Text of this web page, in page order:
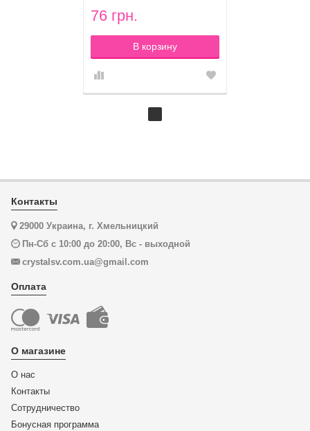
76 грн.
В корзину
Контакты
29000 Украина, г. Хмельницкий
Пн-Сб с 10:00 до 20:00, Вс - выходной
crystalsv.com.ua@gmail.com
Оплата
О магазине
О нас
Контакты
Сотрудничество
Бонусная программа